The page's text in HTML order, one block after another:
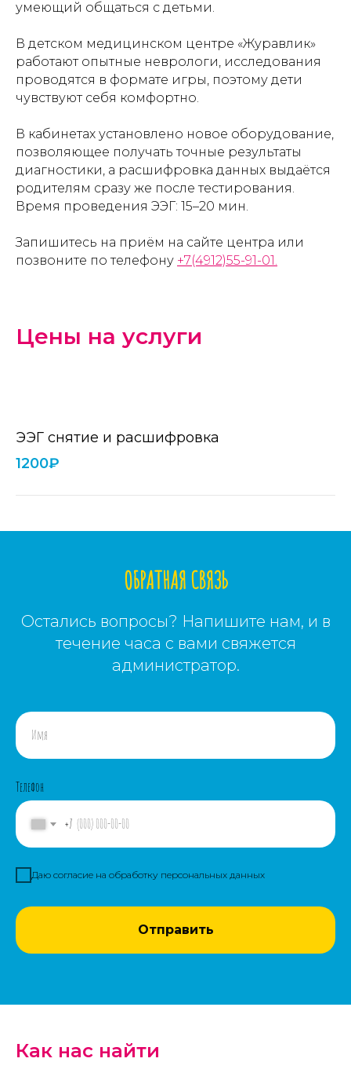
умеющий общаться с детьми.
В детском медицинском центре «Журавлик»
работают опытные неврологи, исследования
проводятся в формате игры, поэтому дети
чувствуют себя комфортно.
В кабинетах установлено новое оборудование,
позволяющее получать точные результаты
диагностики, а расшифровка данных выдаётся
родителям сразу же после тестирования.
Время проведения ЭЭГ: 15–20 мин.
Запишитесь на приём на сайте центра или
позвоните по телефону +7(4912)55-91-01.
Цены на услуги
ЭЭГ снятие и расшифровка
1200₽
ОБРАТНАЯ СВЯЗЬ
Остались вопросы? Напишите нам, и в
течение часа с вами свяжется
администратор.
Телефон
+7
Даю согласие на обработку персональных данных
Отправить
Как нас найти